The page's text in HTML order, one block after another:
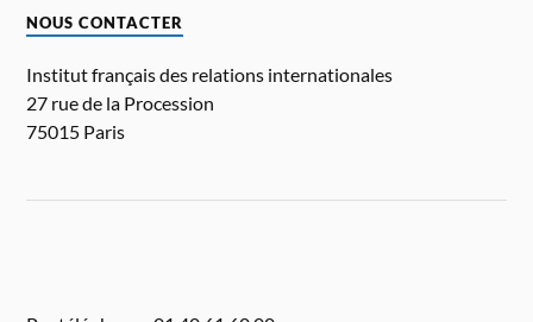
NOUS CONTACTER
Institut français des relations internationales
27 rue de la Procession
75015 Paris